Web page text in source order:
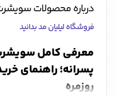
مردانه
درباره محصولات
فروشگاه لیلیان مد بدانید
معرفی کامل
پسرانه؛ راهنمای
روزمره